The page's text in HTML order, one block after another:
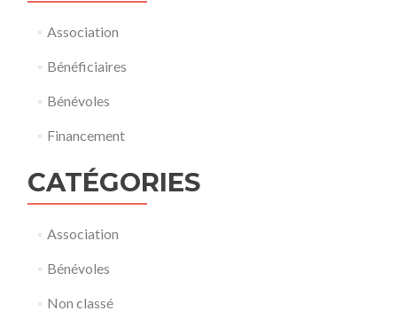
Association
Bénéficiaires
Bénévoles
Financement
CATÉGORIES
Association
Bénévoles
Non classé